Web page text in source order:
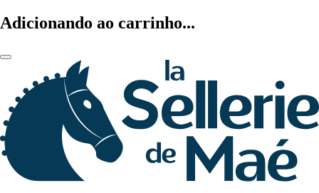
Adicionando ao carrinho...